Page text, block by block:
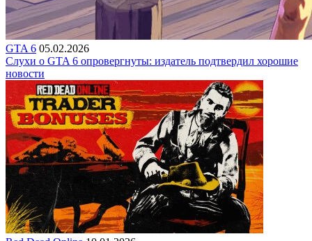
GTA 6 05.02.2026
Слухи о GTA 6 опровергнуты: издатель подтвердил хорошие
новости